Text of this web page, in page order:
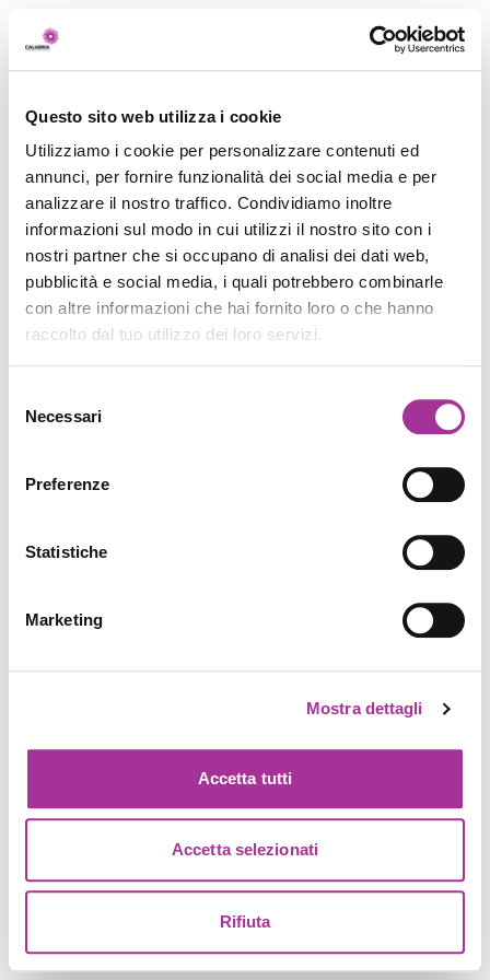
Questo sito web utilizza i cookie
Utilizziamo i cookie per personalizzare contenuti ed
annunci, per fornire funzionalità dei social media e per
analizzare il nostro traffico. Condividiamo inoltre
informazioni sul modo in cui utilizzi il nostro sito con i
nostri partner che si occupano di analisi dei dati web,
pubblicità e social media, i quali potrebbero combinarle
con altre informazioni che hai fornito loro o che hanno
raccolto dal tuo utilizzo dei loro servizi.
delNecessari
Preferenze
Statistiche
Marketing
Mostra dettagli
Accetta tutti
Accetta selezionati
Rifiuta